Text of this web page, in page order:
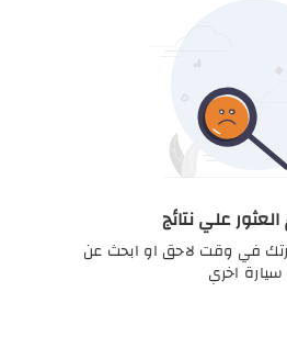
علي نتائج
في وقت لاحق او ابحث عن
سيارة اخري